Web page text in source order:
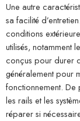
Une autre
sa facilité
conditions
utilisés, notamment
conçus pour durer
généralement pour
fonctionnement.
les rails et les
réparer si